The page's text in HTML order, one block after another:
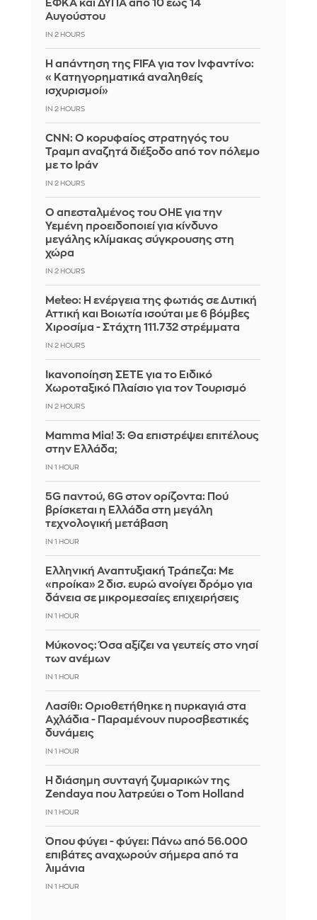
ΕΦΚΑ και ΔΥΠΑ από 10 έως 14
Αυγούστου
IN 2 HOURS
Η απάντηση της FIFA για τον Ινφαντίνο:
«Κατηγορηματικά αναληθείς
ισχυρισμοί»
IN 2 HOURS
CNN: Ο κορυφαίος στρατηγός του
Τραμπ αναζητά διέξοδο από τον πόλεμο
με το Ιράν
IN 2 HOURS
Ο απεσταλμένος του ΟΗΕ για την
Υεμένη προειδοποιεί για κίνδυνο
μεγάλης κλίμακας σύγκρουσης στη
χώρα
IN 2 HOURS
Meteo: Η ενέργεια της φωτιάς σε Δυτική
Αττική και Βοιωτία ισούται με 6 βόμβες
Χιροσίμα - Στάχτη 111.732 στρέμματα
IN 2 HOURS
Ικανοποίηση ΣΕΤΕ για το Ειδικό
Χωροταξικό Πλαίσιο για τον Τουρισμό
IN 2 HOURS
Mamma Mia! 3: Θα επιστρέψει επιτέλους
στην Ελλάδα;
IN 1 HOUR
5G παντού, 6G στον ορίζοντα: Πού
βρίσκεται η Ελλάδα στη μεγάλη
τεχνολογική μετάβαση
IN 1 HOUR
Ελληνική Αναπτυξιακή Τράπεζα: Με
«προίκα» 2 δισ. ευρώ ανοίγει δρόμο για
δάνεια σε μικρομεσαίες επιχειρήσεις
IN 1 HOUR
Μύκονος: Όσα αξίζει να γευτείς στο νησί
των ανέμων
IN 1 HOUR
Λασίθι: Οριοθετήθηκε η πυρκαγιά στα
Αχλάδια - Παραμένουν πυροσβεστικές
δυνάμεις
IN 1 HOUR
Η διάσημη συνταγή ζυμαρικών της
Zendaya που λατρεύει ο Tom Holland
IN 1 HOUR
Όπου φύγει - φύγει: Πάνω από 56.000
επιβάτες αναχωρούν σήμερα από τα
λιμάνια
IN 1 HOUR